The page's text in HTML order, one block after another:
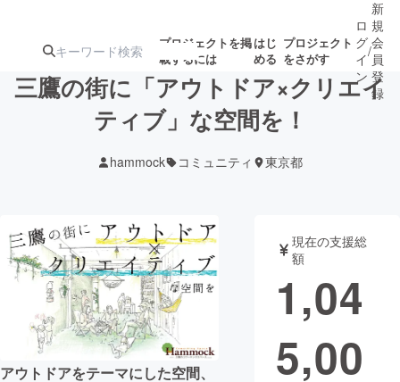
プロジェクトを掲
載するには
はじ
める
プロジェクト
をさがす
ターン
ジェクト
募集終了が近いプ
ロジェクト
アート・写真 音楽
テクノロジー・ガジェット ゲーム・サ
映像・映画
ロ
グ
イ
ン
/
新
規
会
員
登
録
三鷹の街に「アウトドア×クリエイ
ティブ」な空間を！
hammock コミュニティ 東京都
アウトドアをテーマにした空間、
現在の支援総
額
1,04
5,00